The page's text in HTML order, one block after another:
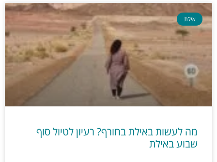
אילת
מה לעשות באילת בחורף? רעיון לטיול סוף
שבוע באילת